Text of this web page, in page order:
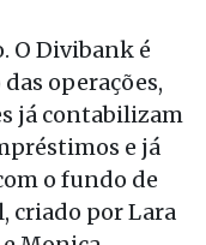
O Divibank é
operações,
já contabilizam
e já
o fundo de
criado por Lara